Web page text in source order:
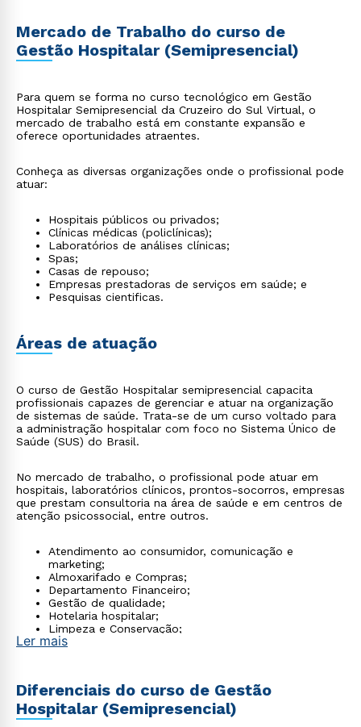
Mercado de Trabalho do curso de
Gestão Hospitalar (Semipresencial)
Para quem se forma no curso tecnológico em Gestão
Hospitalar Semipresencial da Cruzeiro do Sul Virtual, o
mercado de trabalho está em constante expansão e
oferece oportunidades atraentes.
Conheça as diversas organizações onde o profissional pode
atuar:
Hospitais públicos ou privados;
Clínicas médicas (policlínicas);
Laboratórios de análises clínicas;
Spas;
Casas de repouso;
Empresas prestadoras de serviços em saúde; e
Pesquisas cientificas.
Áreas de atuação
O curso de Gestão Hospitalar semipresencial capacita
profissionais capazes de gerenciar e atuar na organização
de sistemas de saúde. Trata-se de um curso voltado para
a administração hospitalar com foco no Sistema Único de
Saúde (SUS) do Brasil.
No mercado de trabalho, o profissional pode atuar em
hospitais, laboratórios clínicos, prontos-socorros, empresas
que prestam consultoria na área de saúde e em centros de
atenção psicossocial, entre outros.
Atendimento ao consumidor, comunicação e
marketing;
Almoxarifado e Compras;
Departamento Financeiro;
Gestão de qualidade;
Hotelaria hospitalar;
Limpeza e Conservação;
Planejamento e administração de negócios;
Ler mais
Diferenciais do curso de Gestão
Hospitalar (Semipresencial)